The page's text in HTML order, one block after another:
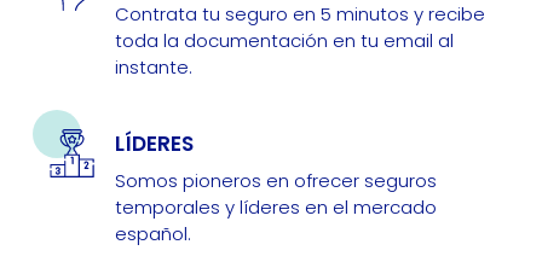
Contrata tu seguro en 5 minutos y recibe
toda la documentación en tu email al
instante.
LÍDERES
Somos pioneros en ofrecer seguros
temporales y líderes en el mercado
español.